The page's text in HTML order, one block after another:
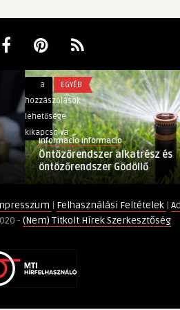
Öntözőrendszer
alkatrész
és
öntözőrendszer
bejegyzéshez
Informacio
alkatrész és
Gödöllő
| Felhasználási Feltételek |
- (Nem) Titkolt Hírek Szerkesztőség